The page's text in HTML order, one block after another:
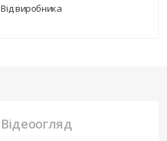
Від виробника
Відеоогляд